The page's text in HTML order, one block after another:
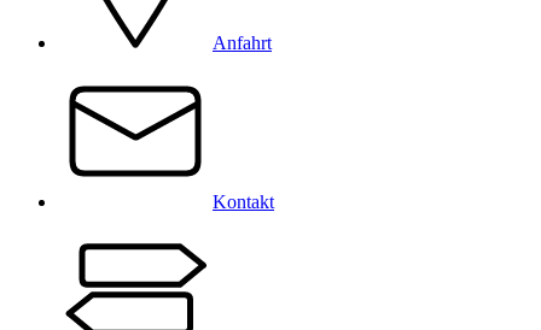
Anfahrt
Kontakt